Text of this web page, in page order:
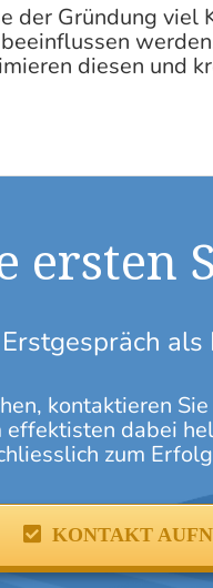
der Gründung
diesen und
ersten
kontaktieren
dabei
zum
KONTAKT